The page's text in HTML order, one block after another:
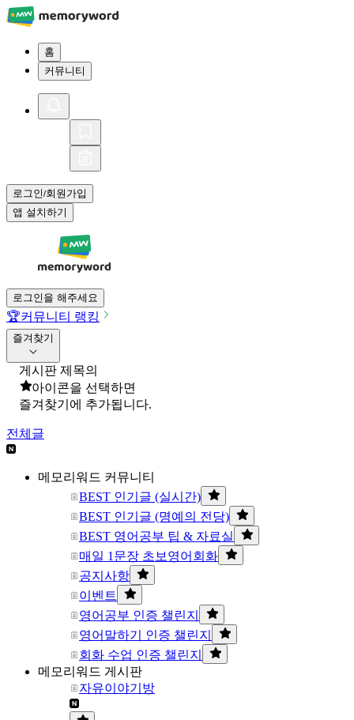
홈
커뮤니티
로그인/회원가입
앱 설치하기
로그인을 해주세요
🏆커뮤니티 랭킹
즐겨찾기
게시판 제목의
아이콘을 선택하면
즐겨찾기에 추가됩니다.
전체글
메모리워드 커뮤니티
BEST 인기글 (실시간)
BEST 인기글 (명예의 전당)
BEST 영어공부 팁 & 자료실
매일 1문장 초보영어회화
공지사항
이벤트
영어공부 인증 챌린지
영어말하기 인증 챌린지
회화 수업 인증 챌린지
메모리워드 게시판
자유이야기방